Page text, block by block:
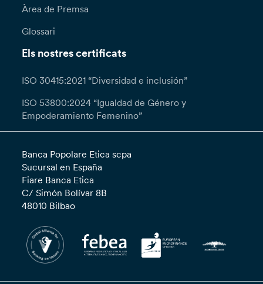
Àrea de Premsa
Glossari
Els nostres certificats
ISO 30415:2021 “Diversidad e inclusión”
ISO 53800:2024 “Igualdad de Género y
Empoderamiento Femenino”
Banca Popolare Etica scpa
Sucursal en España
Fiare Banca Etica
C/ Simón Bolívar 8B
48010 Bilbao